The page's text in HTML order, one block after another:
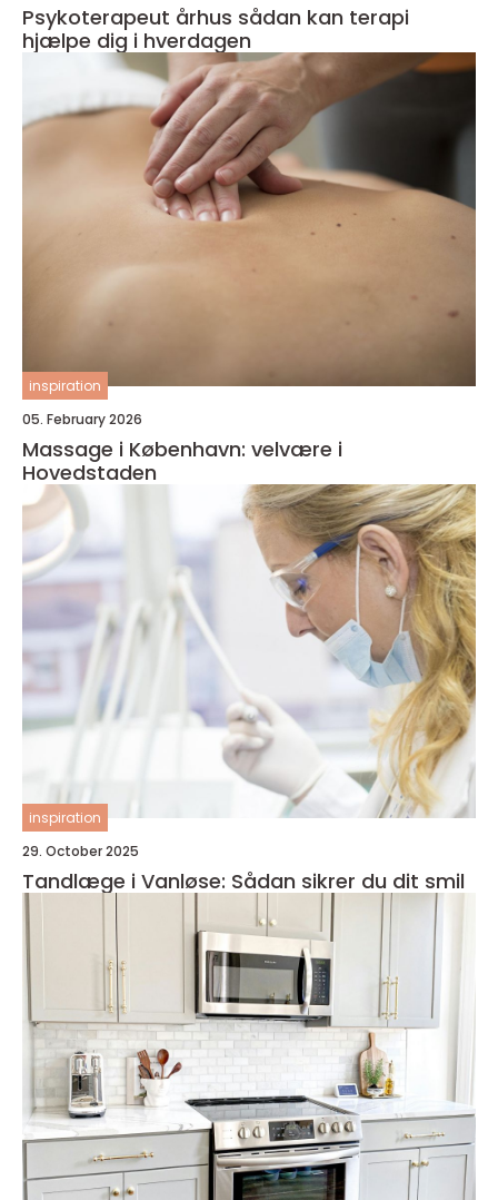
Psykoterapeut århus sådan kan terapi
hjælpe dig i hverdagen
inspiration
05. February 2026
Massage i København: velvære i
Hovedstaden
inspiration
29. October 2025
Tandlæge i Vanløse: Sådan sikrer du dit smil